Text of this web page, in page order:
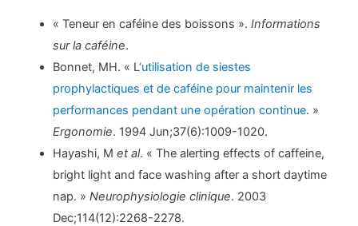
« Teneur en caféine des boissons ».Informations
sur la caféine.
Bonnet, MH. « L‘utilisation de siestes
prophylactiques et de caféine pour maintenir les
performances pendant une opération continue. »
Ergonomie. 1994 Jun;37(6):1009-1020.
Hayashi, Met al. « The alerting effects of caffeine,
bright light and face washing after a short daytime
nap. »Neurophysiologie clinique. 2003
Dec;114(12):2268-2278.